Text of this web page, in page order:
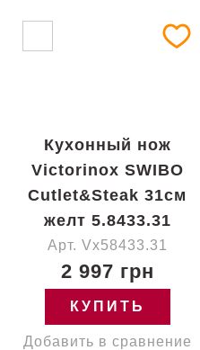
Кухонный нож
Victorinox SWIBO
Cutlet&Steak 31см
желт 5.8433.31
Арт. Vx58433.31
2 997 грн
КУПИТЬ
Добавить в сравнение